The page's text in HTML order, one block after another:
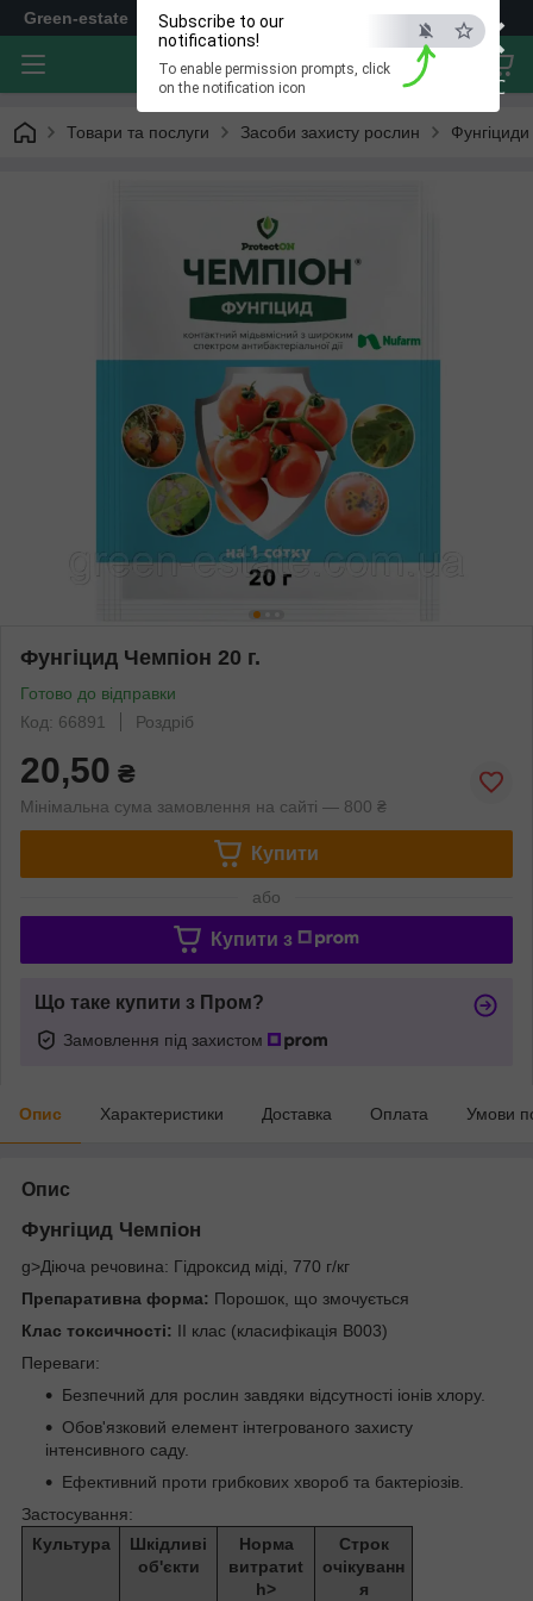
×
ESC
Subscribe to our
notifications!
To enable permission prompts, click
on the notification icon
Green-estate
Товари та послуги Засоби захисту рослин Фунгіциди
Фунгіцид Чемпіон 20 г.
Готово до відправки
Код: 66891
Роздріб
20,50 ₴
Мінімальна сума замовлення на сайті — 800 ₴
Купити
або
Купити з
Що таке купити з Пром?
Замовлення під захистом
Опис Характеристики Доставка Оплата Умови
Опис
Фунгіцид Чемпіон
g>Діюча речовина: Гідроксид міді, 770 г/кг
Препаративна форма: Порошок, що змочується
Клас токсичності: ІІ клас (класифікація В003)
Переваги:
Безпечний для рослин завдяки відсутності іонів хлору.
Обов'язковий елемент інтегрованого захисту
інтенсивного саду.
Ефективний проти грибкових хвороб та бактеріозів.
Застосування:
Культура
Шкідливі
об'єкти
Норма
витратиt
h>
Строк
очікуванн
я